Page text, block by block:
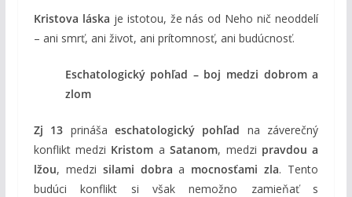
Kristova láska je istotou, že nás od Neho nič neoddelí
– ani smrť, ani život, ani prítomnosť, ani budúcnosť.
Eschatologický pohľad – boj medzi dobrom a
zlom
Zj 13 prinášaeschatologický pohľad na záverečný
konflikt medzi Kristom aSatanom, medzi pravdou a
lžou, medzi silami dobra a mocnosťami zla. Tento
budúci konflikt si však nemožno zamieňať s